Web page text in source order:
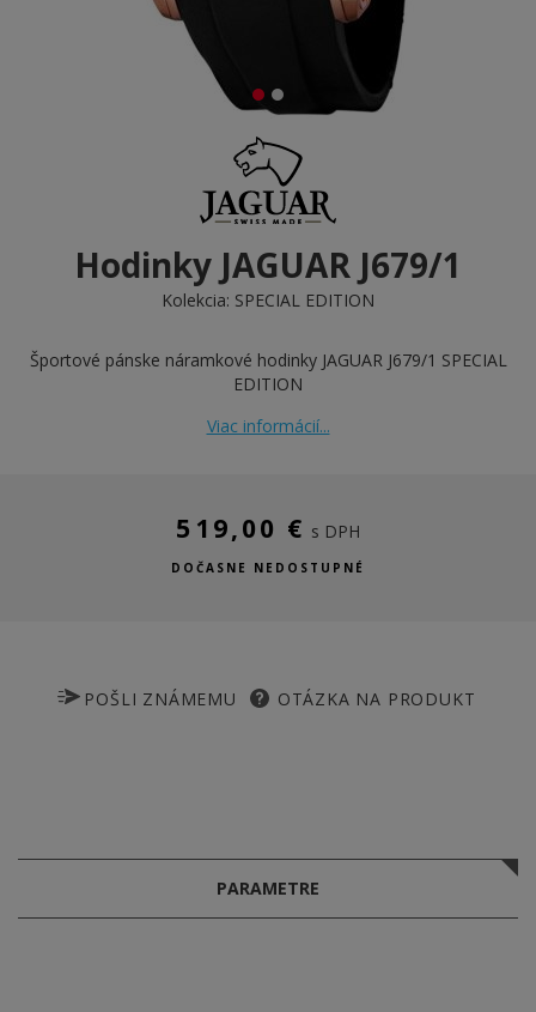
Hodinky JAGUAR J679/1
Kolekcia: SPECIAL EDITION
Športové pánske náramkové hodinky JAGUAR J679/1 SPECIAL
EDITION
Viac informácií...
519,00 € s DPH
DOČASNE NEDOSTUPNÉ
POŠLI ZNÁMEMU OTÁZKA NA PRODUKT
PARAMETRE